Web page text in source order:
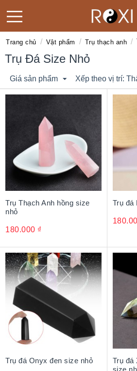
Trang chủ / Vật phẩm / Trụ thạch anh /
Trụ Đá Size Nhỏ
Giá sản phẩm Xếp theo vị trí:
Trụ Thạch Anh hồng size
nhỏ
180.000 ₫
Trụ đá
Trụ đá Onyx đen size nhỏ
Trụ đá
size